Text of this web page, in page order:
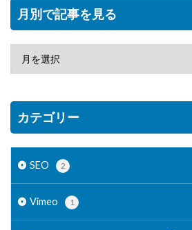
月別で記事を見る
カテゴリー
SEO 2
Vimeo 1